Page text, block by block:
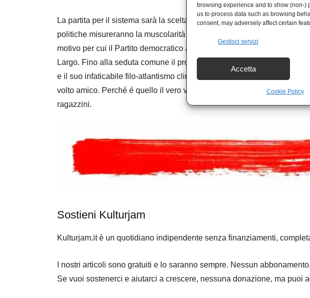
browsing experience and to show (non-
us to process data such as browsing
consent, may adversely affect certain
Gestisci servizi
Accetta
Cookie Policy
La partita per il sistema sarà la scelta del prossimo inquilino del
politiche misureranno la muscolarità degli schieramenti in vista di
motivo per cui il Partito democratico appare meno determinato sulla
Largo. Fino alla seduta comune il profilo potrà anche essere basso,
e il suo infaticabile filo-atlantismo clintoniano. Il vero obiettivo sarà
volto amico. Perché é quello il vero vertice del nostro ordinamento. A
ragazzini.
Sostieni Kulturjam
Kulturjam.it è un quotidiano indipendente senza finanziamenti,
I nostri articoli sono gratuiti e lo saranno sempre. Nessun abbonamento.
Se vuoi sostenerci e aiutarci a crescere, nessuna donazione, ma puoi